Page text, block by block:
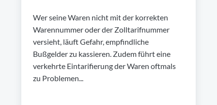
Wer seine Waren nicht mit der korrekten
Warennummer oder der Zolltarifnummer
versieht, läuft Gefahr, empfindliche
Bußgelder zu kassieren. Zudem führt eine
verkehrte Eintarifierung der Waren oftmals
zu Problemen...